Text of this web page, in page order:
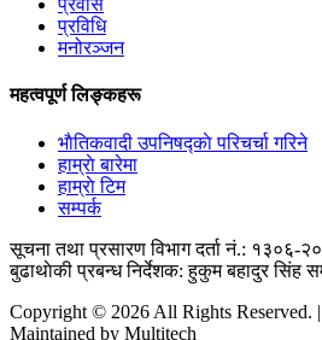
प्रवास
प्रविधि
मनोरञ्जन
महत्वपूर्ण लिङ्कहरू
भाैतिकवादी उपनिषद्काे परिचर्चा गरिने
हाम्राे बारेमा
हाम्राे टिम
सम्पर्क
सूचना तथा प्रसारण विभाग दर्ता नं.: १३०६-
बुढाथाेकी प्रबन्ध निर्देशक: हुकुम बहादुर सिंह
Copyright © 2026 All Rights Reserved.
Maintained by Multitech